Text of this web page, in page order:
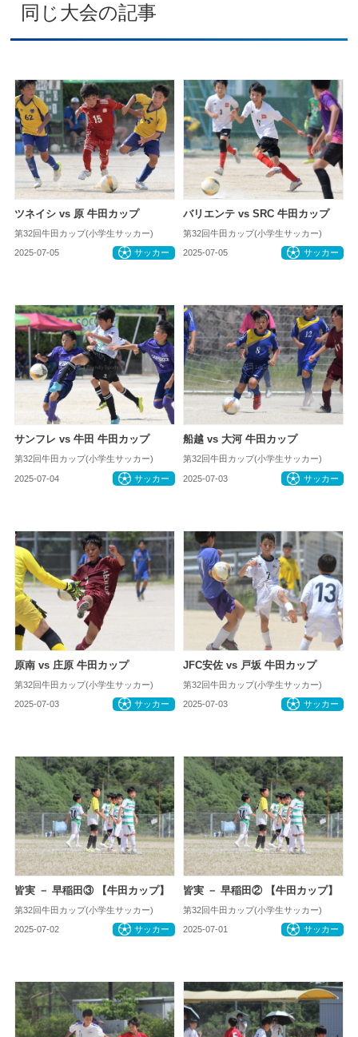
同じ大会の記事
ツネイシ vs 原 牛田カップ
第32回牛田カップ(小学生サッカー)
2025-07-05 サッカー
バリエンテ vs SRC 牛田カップ
第32回牛田カップ(小学生サッカー)
2025-07-05 サッカー
サンフレ vs 牛田 牛田カップ
第32回牛田カップ(小学生サッカー)
2025-07-04 サッカー
船越 vs 大河 牛田カップ
第32回牛田カップ(小学生サッカー)
2025-07-03 サッカー
原南 vs 庄原 牛田カップ
第32回牛田カップ(小学生サッカー)
2025-07-03 サッカー
JFC安佐 vs 戸坂 牛田カップ
第32回牛田カップ(小学生サッカー)
2025-07-03 サッカー
皆実 － 早稲田③ 【牛田カップ】
第32回牛田カップ(小学生サッカー)
2025-07-02 サッカー
皆実 － 早稲田② 【牛田カップ】
第32回牛田カップ(小学生サッカー)
2025-07-01 サッカー